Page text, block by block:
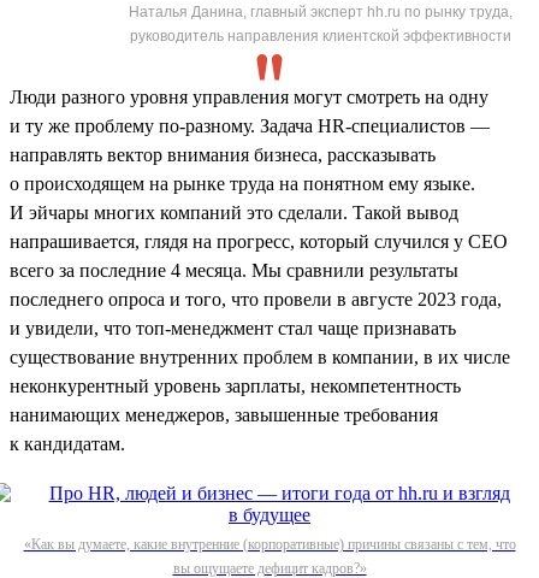
Наталья Данина, главный эксперт hh.ru по рынку труда,
руководитель направления клиентской эффективности
Люди разного уровня управления могут смотреть на одну
и ту же проблему по-разному. Задача HR-специалистов —
направлять вектор внимания бизнеса, рассказывать
о происходящем на рынке труда на понятном ему языке.
И эйчары многих компаний это сделали. Такой вывод
напрашивается, глядя на прогресс, который случился у СЕО
всего за последние 4 месяца. Мы сравнили результаты
последнего опроса и того, что провели в августе 2023 года,
и увидели, что топ-менеджмент стал чаще признавать
существование внутренних проблем в компании, в их числе
неконкурентный уровень зарплаты, некомпетентность
нанимающих менеджеров, завышенные требования
к кандидатам.
«Как вы думаете, какие внутренние (корпоративные) причины связаны с тем, что
вы ощущаете дефицит кадров?»